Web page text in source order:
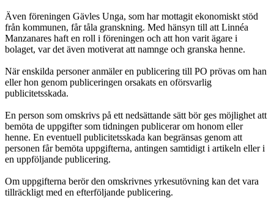
Även föreningen Gävles Unga, som har mottagit ekonomiskt stöd
från kommu­nen, får tåla granskning. Med hänsyn till att Linnéa
Manzanares haft en roll i föreningen och att hon varit ägare i
bolaget, var det även motiverat att namnge och granska henne.
När enskilda personer anmäler en publicering till PO prövas om han
eller hon genom publiceringen orsakats en oförsvarlig
publicitetsskada.
En person som omskrivs på ett nedsättande sätt bör ges möjlighet att
bemöta de uppgifter som tidningen publicerar om honom eller
henne. En eventuell publi­ci­tetsskada kan begränsas genom att
personen får bemöta uppgifterna, antingen samtidigt i artikeln eller i
en uppföljande publicering.
Om uppgifterna berör den omskrivnes yrkesutövning kan det vara
tillräckligt med en efterföljande publicering.